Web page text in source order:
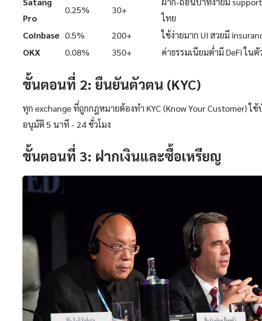
Pro
0.25% 30+
ไทย
Coinbase 0.5% 200+ ใช้ง่ายมาก UI สวยมี
OKX
0.08% 350+ ค่าธรรมเนียมต่ำมี DeFi ในตั
ขั้นตอนที่ 2: ยืนยันตัวตน (KYC)
ทุก exchange ที่ถูกกฎหมายต้องทำ KYC (Know Your Customer) ใ
อนุมัติ 5 นาที - 24 ชั่วโมง
ขั้นตอนที่ 3: ฝากเงินและซื้อเหรียญ